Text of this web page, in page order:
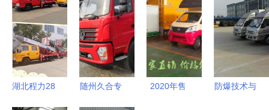
专用汽车销
售专家
完美融合
解析及专用
汽车销售服
务
公司 专用
汽车供应与
销售一体化
解决方案
湖北程力28
随州久合专
2020年售
防爆技术与